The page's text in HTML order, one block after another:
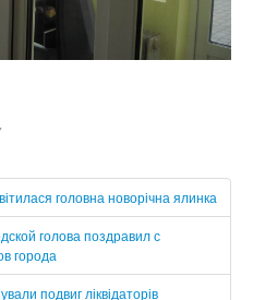
головна новорічна ялинка
голова поздравил с
города
подвиг ліквідаторів